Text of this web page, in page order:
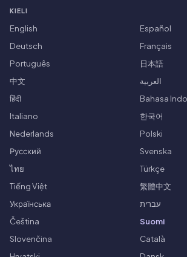
KIELI
English
Español
Deutsch
Français
Português
日本語
中文
العربية
हिंदी
Bahasa
Italiano
한국어
Nederlands
Polski
Русский
Svenska
ไทย
Türkçe
Tiếng Việt
繁體中文
Українська
עברית
Čeština
Suomi
Slovenčina
Català